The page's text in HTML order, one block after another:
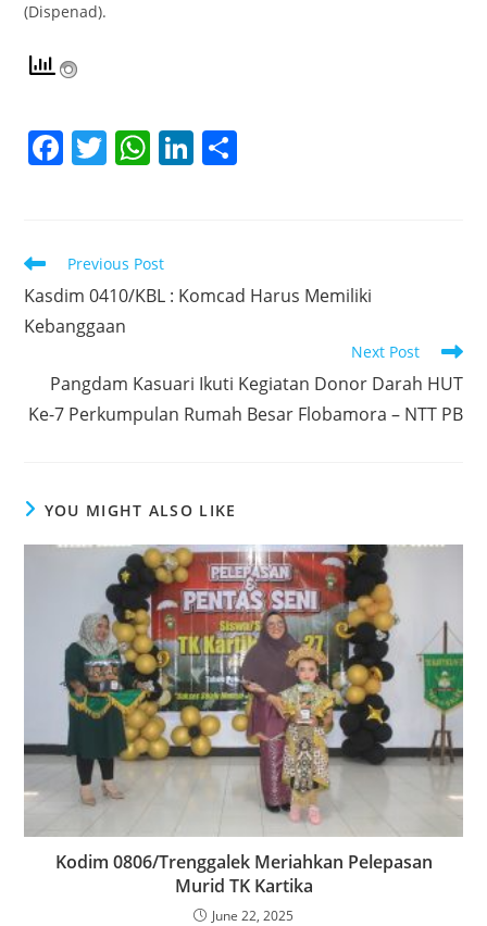
(Dispenad).
F
e
b
o
k
T
er
W
s
A
Li
dI
Read
more
articles
Previous Post
Kasdim 0410/KBL : Komcad Harus Memiliki
Kebanggaan
Next Post
Pangdam Kasuari Ikuti Kegiatan Donor Darah HUT
Ke-7 Perkumpulan Rumah Besar Flobamora – NTT PB
YOU MIGHT ALSO LIKE
Kodim 0806/Trenggalek Meriahkan Pelepasan
Murid TK Kartika
June 22, 2025